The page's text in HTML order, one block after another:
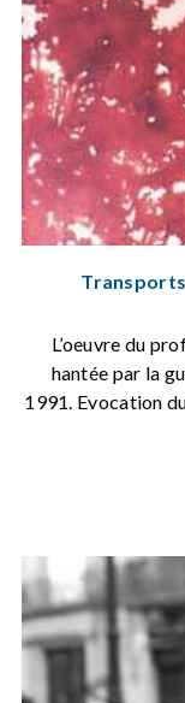
L’oeuvre du
hantée par la
1991. Evocation